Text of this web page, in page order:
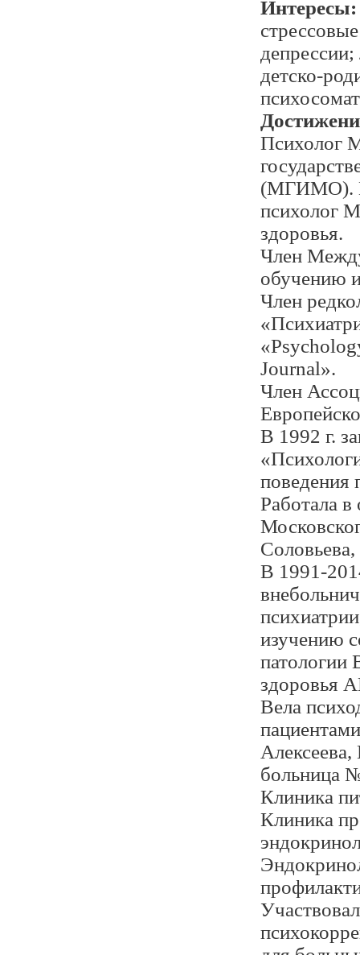
Интересы:
детско-
Психолог
(МГИМО).
психолог
здоровья.
Член
обучению
Член
Journal».
Член
В 1992 г.
поведения
Работала в
В 1991-
изучению
патологии
здоровья
Вела
больница
Клиника
Клиника